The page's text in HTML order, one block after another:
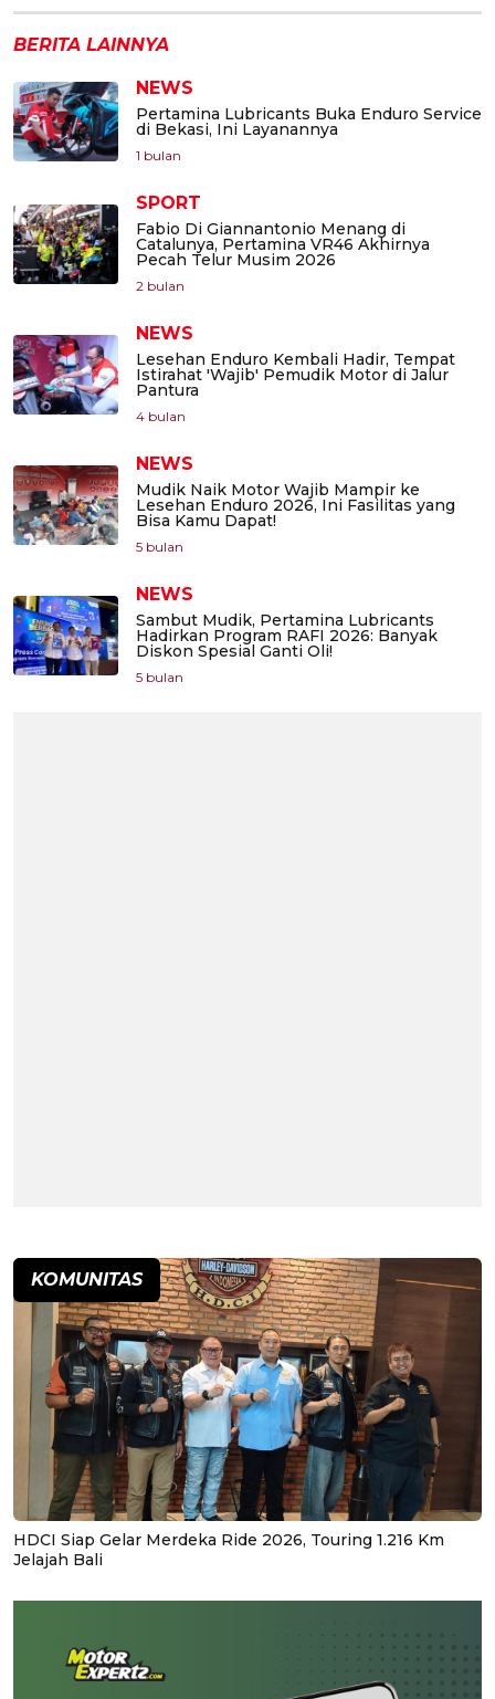
BERITA LAINNYA
NEWS
Pertamina Lubricants Buka Enduro Service
di Bekasi, Ini Layanannya
1 bulan
SPORT
Fabio Di Giannantonio Menang di
Catalunya, Pertamina VR46 Akhirnya
Pecah Telur Musim 2026
2 bulan
NEWS
Lesehan Enduro Kembali Hadir, Tempat
Istirahat 'Wajib' Pemudik Motor di Jalur
Pantura
4 bulan
NEWS
Mudik Naik Motor Wajib Mampir ke
Lesehan Enduro 2026, Ini Fasilitas yang
Bisa Kamu Dapat!
5 bulan
NEWS
Sambut Mudik, Pertamina Lubricants
Hadirkan Program RAFI 2026: Banyak
Diskon Spesial Ganti Oli!
5 bulan
KOMUNITAS
HDCI Siap Gelar Merdeka Ride 2026, Touring 1.216 Km
Jelajah Bali